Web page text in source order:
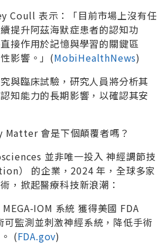
Coull 表示：「目前市場上沒有任
提升阿茲海默症患者的認知功
接作用於記憶與學習的關鍵區
影響。」(MobiHealthNews)
與臨床試驗，研究人員將分析其
知能力的長期影響，以確認其安
Matter 會是下個顛覆者嗎？
並非唯一投入 神經調節技
） 的企業，2024 年，全球多家
，掀起醫療科技新浪潮：
IOM 系統 獲得美國 FDA
監測並刺激神經系統，降低手術
(FDA.gov)